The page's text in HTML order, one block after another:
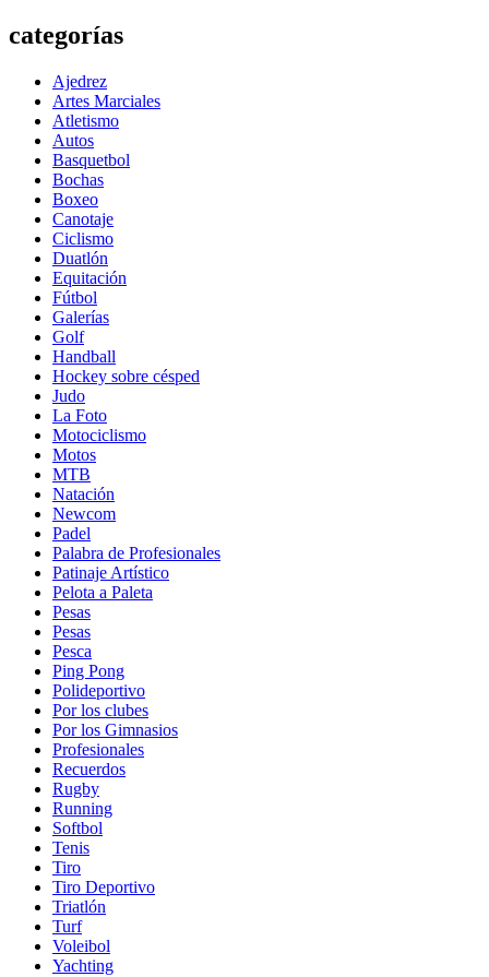
categorías
Ajedrez
Artes Marciales
Atletismo
Autos
Basquetbol
Bochas
Boxeo
Canotaje
Ciclismo
Duatlón
Equitación
Fútbol
Galerías
Golf
Handball
Hockey sobre césped
Judo
La Foto
Motociclismo
Motos
MTB
Natación
Newcom
Padel
Palabra de Profesionales
Patinaje Artístico
Pelota a Paleta
Pesas
Pesas
Pesca
Ping Pong
Polideportivo
Por los clubes
Por los Gimnasios
Profesionales
Recuerdos
Rugby
Running
Softbol
Tenis
Tiro
Tiro Deportivo
Triatlón
Turf
Voleibol
Yachting